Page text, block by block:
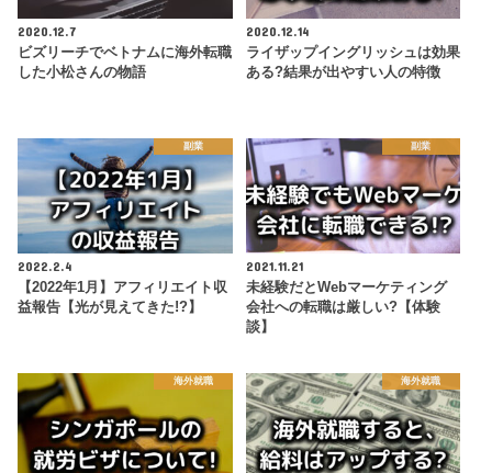
2020.12.7
ビズリーチでベトナムに海外転職
した小松さんの物語
2020.12.14
ライザップイングリッシュは効果
ある?結果が出やすい人の特徴
副業
2022.2.4
【2022年1月】アフィリエイト収
益報告【光が見えてきた!?】
副業
2021.11.21
未経験だとWebマーケティング
会社への転職は厳しい?【体験
談】
海外就職 海外就職